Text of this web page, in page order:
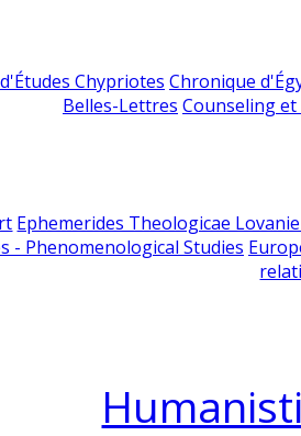
Chypriotes Chronique
Belles-Lettres Counseling
Ephemerides Theologicae
- Phenomenological Studies